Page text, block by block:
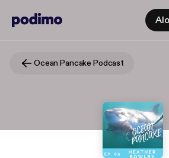
Ocean Pancake Podcast